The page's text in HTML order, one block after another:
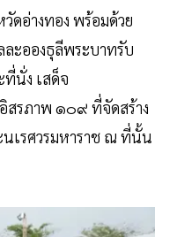
วัดอ่างทอง พร้อมด้วย
ละอองธุลีพระบาทรับ
นั่ง เสด็จ
สรภาพ ๑๐๙ ที่จัดสร้าง
นเรศวรมหาราช ณ ที่นั้น